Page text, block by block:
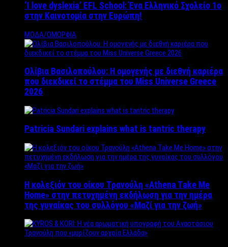
‘Ι love dyslexia’ EFL School: Ένα Ελληνικό Σχολείo 1ο
στην Καινοτομία στην Ευρώπη!
ΜΟΔΑ/ΟΜΟΡΦΙΑ
Ολίβια Βασιλοπούλου: Η ομογενής με διεθνή καριέρα
που διεκδικεί το στέμμα του Miss Universe Greece
2026
Patricia Sundari explains what is tantric therapy
Η κολεξιόν του οίκου Τρανούλη «Athena Take Me
Home» στην πετυχημένη εκδήλωση για την ημέρα
της γυναίκας του συλλόγου «Μαζί για την ζωή»